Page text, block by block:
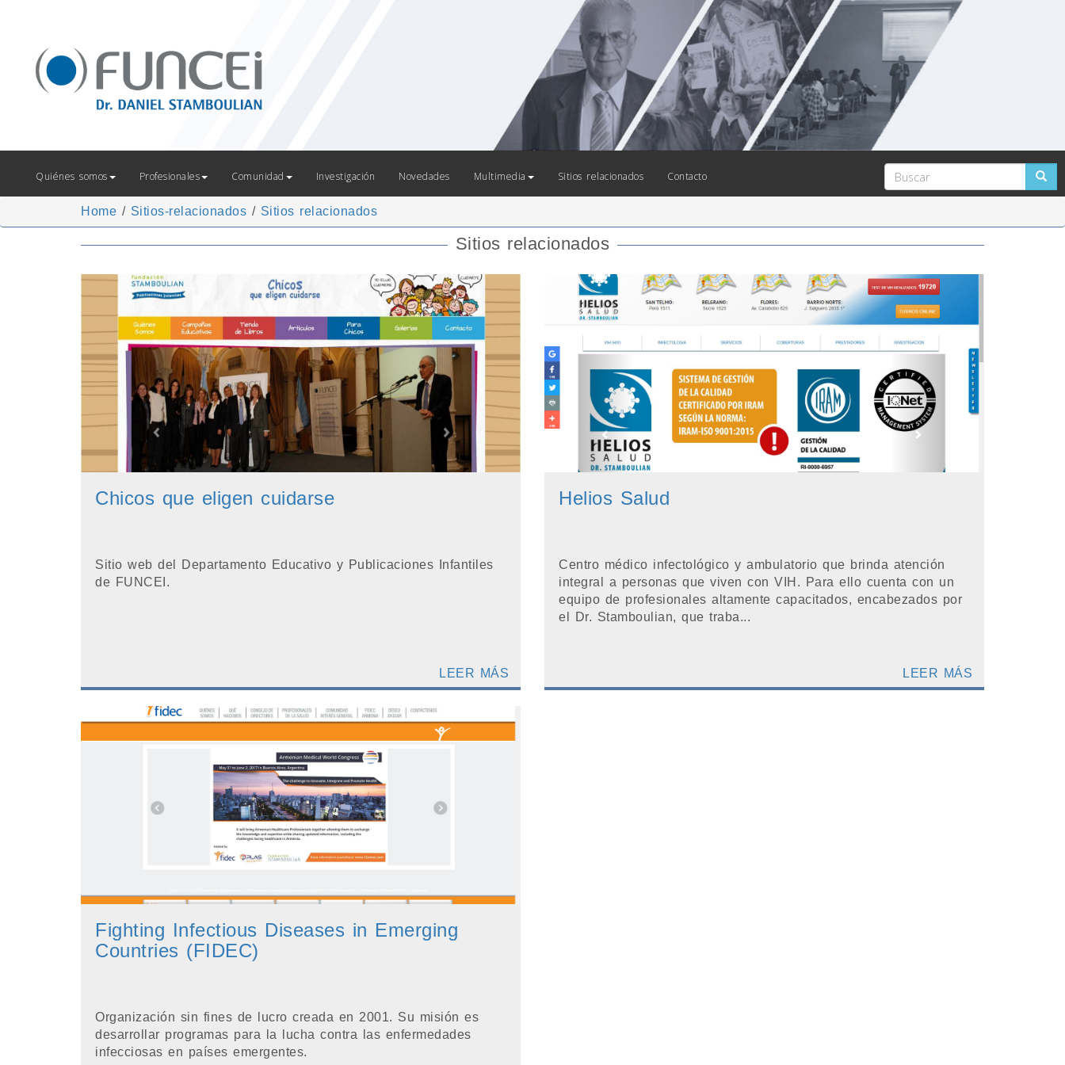
Quiénes somos Profesionales Comunidad Investigación Novedades Multimedia Sitios relacionados Contacto
Home / Sitios-relacionados / Sitios relacionados
Sitios relacionados
Chicos que eligen cuidarse
Sitio web del Departamento Educativo y Publicaciones Infantiles
de FUNCEI.
LEER MÁS
Helios Salud
Centro médico infectológico y ambulatorio que brinda atención
integral a personas que viven con VIH. Para ello cuenta con un
equipo de profesionales altamente capacitados, encabezados por
el Dr. Stamboulian, que traba...
LEER MÁS
Fighting Infectious Diseases in Emerging
Countries (FIDEC)
Organización sin fines de lucro creada en 2001. Su misión es
desarrollar programas para la lucha contra las enfermedades
infecciosas en países emergentes.